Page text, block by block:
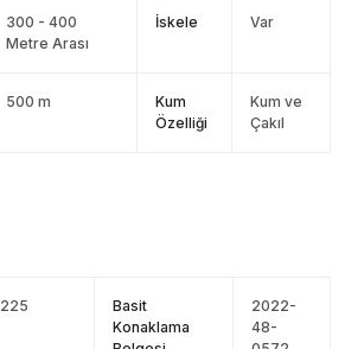
300 - 400
Metre Arası
İskele Var
500 m
Kum
Özelliği
Kum ve
Çakıl
225
Basit
Konaklama
2022-
48-